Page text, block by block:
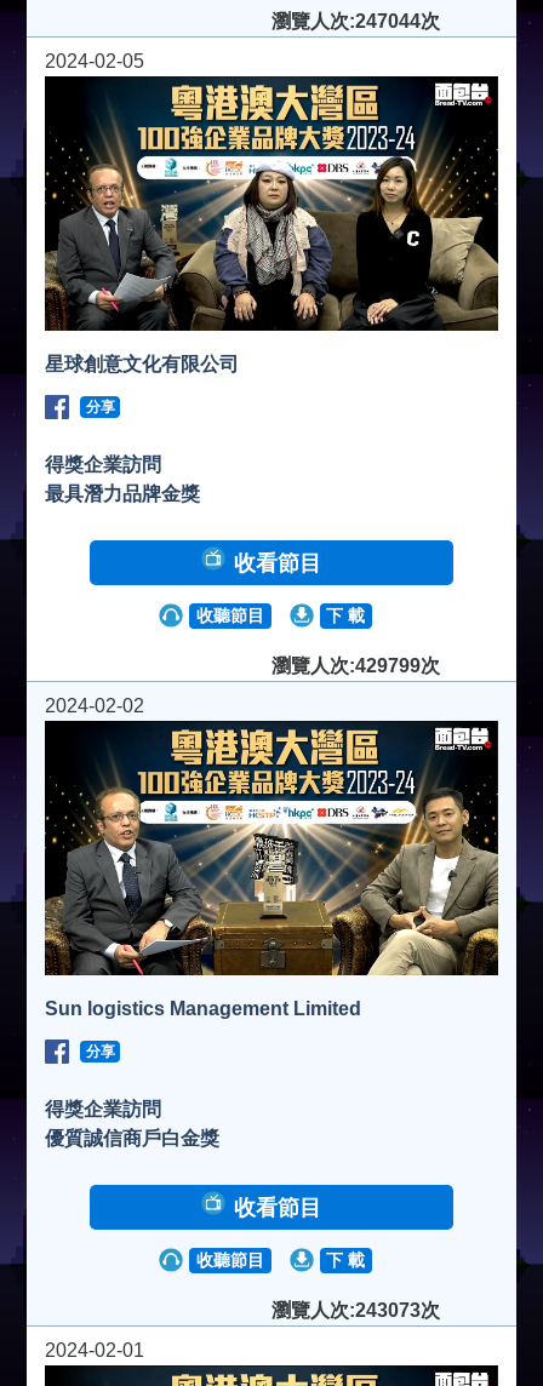
瀏覽人次:247044次
2024-02-05
星球創意文化有限公司
分享
得獎企業訪問
最具潛力品牌金獎
收看節目
收聽節目 下 載
瀏覽人次:429799次
2024-02-02
Sun logistics Management Limited
分享
得獎企業訪問
優質誠信商戶白金獎
收看節目
收聽節目 下 載
瀏覽人次:243073次
2024-02-01